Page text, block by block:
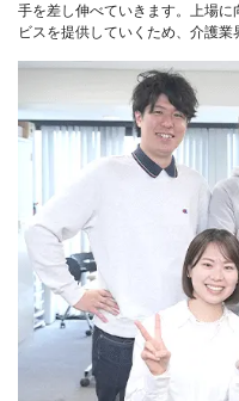
手を差し伸べていきます。上場
ビスを提供していくため、介護業